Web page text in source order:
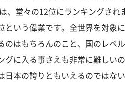
、堂々の12位にランキングされ
という偉業です。全世界を対象
のはもちろんのこと、国のレベ
に入る事さえも非常に難しいの
本の誇りともいえるのではない